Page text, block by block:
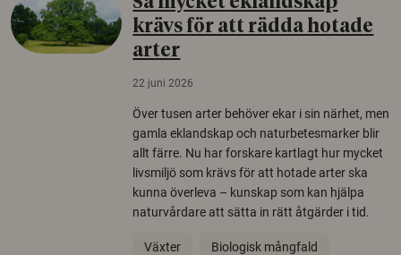
krävs för att rädda hotade
arter
22 juni 2026
Över tusen arter behöver ekar i sin närhet, men
gamla eklandskap och naturbetesmarker blir
allt färre. Nu har forskare kartlagt hur mycket
livsmiljö som krävs för att hotade arter ska
kunna överleva – kunskap som kan hjälpa
naturvårdare att sätta in rätt åtgärder i tid.
Växter Biologisk mångfald